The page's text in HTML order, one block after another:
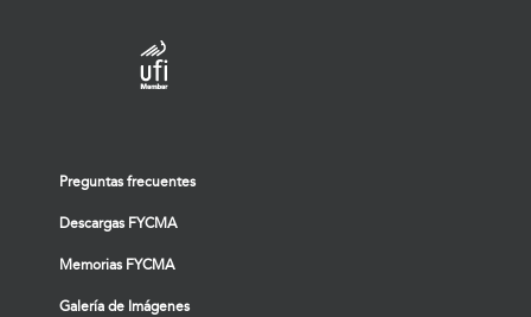
Preguntas frecuentes
Descargas FYCMA
Memorias FYCMA
Galería de Imágenes